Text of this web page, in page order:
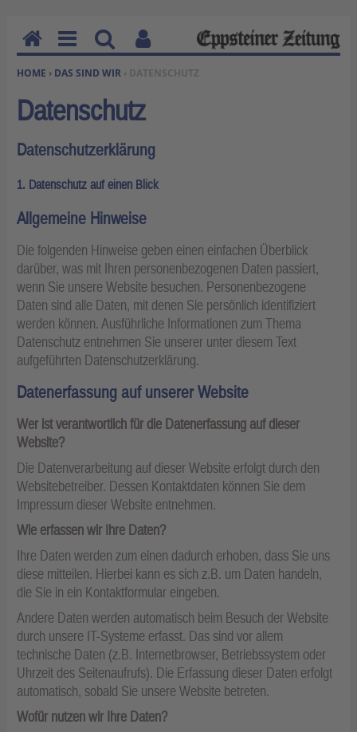
SIE BEFINDEN SICH HIER:
HOME › DAS SIND WIR › DATENSCHUTZ
Datenschutz
Datenschutzerklärung
1. Datenschutz auf einen Blick
Allgemeine Hinweise
Die folgenden Hinweise geben einen einfachen Überblick
darüber, was mit Ihren personenbezogenen Daten passiert,
wenn Sie unsere Website besuchen. Personenbezogene
Daten sind alle Daten, mit denen Sie persönlich identifiziert
werden können. Ausführliche Informationen zum Thema
Datenschutz entnehmen Sie unserer unter diesem Text
aufgeführten Datenschutzerklärung.
Datenerfassung auf unserer Website
Wer ist verantwortlich für die Datenerfassung auf dieser
Website?
Die Datenverarbeitung auf dieser Website erfolgt durch den
Websitebetreiber. Dessen Kontaktdaten können Sie dem
Impressum dieser Website entnehmen.
Wie erfassen wir Ihre Daten?
Ihre Daten werden zum einen dadurch erhoben, dass Sie uns
diese mitteilen. Hierbei kann es sich z.B. um Daten handeln,
die Sie in ein Kontaktformular eingeben.
Andere Daten werden automatisch beim Besuch der Website
durch unsere IT-Systeme erfasst. Das sind vor allem
technische Daten (z.B. Internetbrowser, Betriebssystem oder
Uhrzeit des Seitenaufrufs). Die Erfassung dieser Daten erfolgt
automatisch, sobald Sie unsere Website betreten.
Wofür nutzen wir Ihre Daten?
H
o
m
e
M
en
u
Su
ch
en
Be
nu
tz
erf
kti
on